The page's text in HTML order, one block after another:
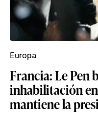
Francia: Le Pen
inhabilitación
mantiene la
Europa